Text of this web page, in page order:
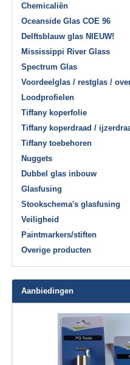
Chemicaliën
Oceanside Glas COE 96
Delftsblauw glas NIEUW!
Mississippi River Glass
Spectrum Glas
Voordeelglas / restglas /
Loodprofielen
Tiffany koperfolie
Tiffany koperdraad /
Tiffany toebehoren
Nuggets
Dubbel glas inbouw
Glasfusing
Stookschema's glasfusing
Veiligheid
Paintmarkers/stiften
Overige producten
Aanbiedingen